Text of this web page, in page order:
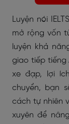
Luyện nói
mở rộng vốn
luyện khả
giao tiếp tiếng
xe đạp, lợi
chuyển, bạn
cách tự nhiên
xuyên để